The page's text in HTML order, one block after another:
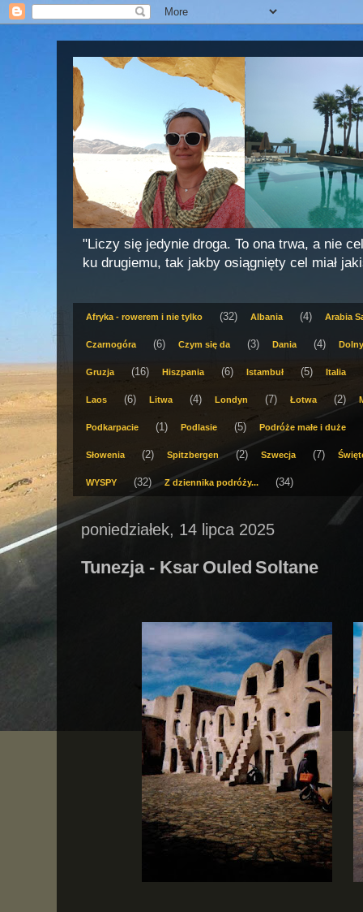
"Liczy się jedynie droga. To ona trwa, a nie
ku drugiemu, tak jakby osiągnięty cel miał
Afryka - rowerem i nie tylko (32) Albania (4) Arabia
Czarnogóra (6) Czym się da (3) Dania (4)
Gruzja (16) Hiszpania (6) Istambuł (5) Italia
Laos (6) Litwa (4) Londyn (7) Łotwa (2)
Podkarpacie (1) Podlasie (5) Podróże małe i duże
Słowenia (2) Spitzbergen (2) Szwecja (7)
WYSPY (32) Z dziennika podróży... (34)
poniedziałek, 14 lipca 2025
Tunezja - Ksar Ouled Soltane